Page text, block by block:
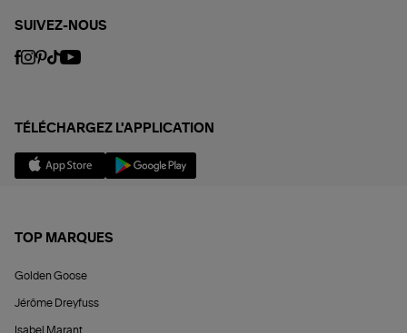
SUIVEZ-NOUS
TÉLÉCHARGEZ L'APPLICATION
TOP MARQUES
Golden Goose
Jérôme Dreyfuss
Isabel Marant